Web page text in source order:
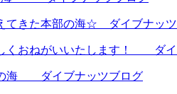
てきた本部の海☆ ダイブナッ
くおねがいいたします！ ダイ
の海 ダイブナッツブログ